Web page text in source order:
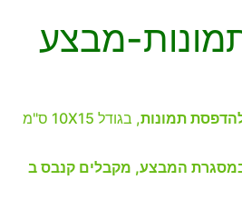
מבצע
תמונות
, בגודל 10X15 ס"מ
המבצע, מקבלים קנבס ב